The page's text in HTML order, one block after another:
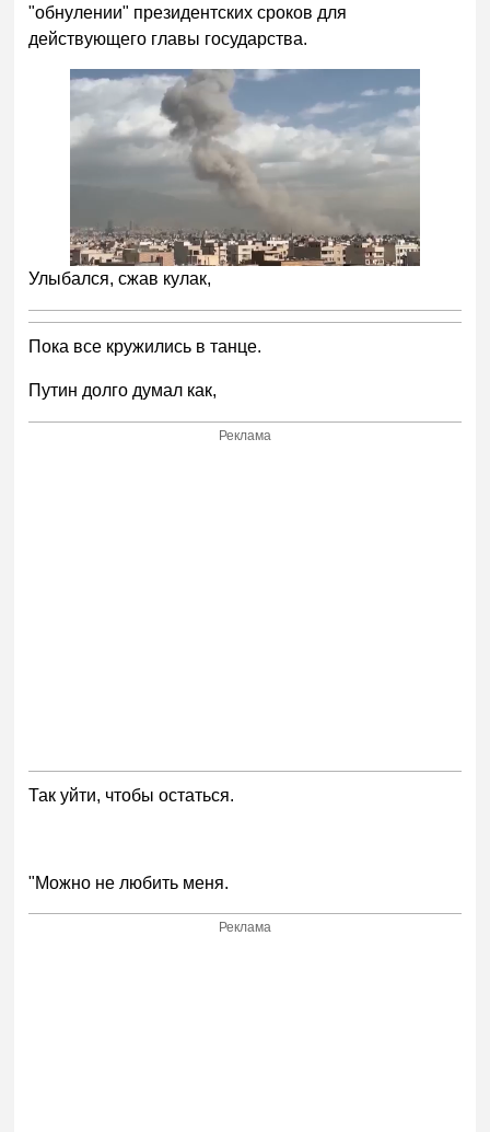
"обнулении" президентских сроков для
действующего главы государства.
Улыбался, сжав кулак,
Пока все кружились в танце.
Путин долго думал как,
Реклама
Так уйти, чтобы остаться.
"Можно не любить меня.
Реклама